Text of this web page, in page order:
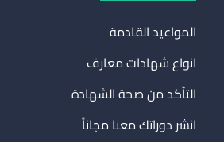
المواعيد القادمة
انواع شهادات معارف
التأكد من صحة الشهادة
انشر دوراتك معنا مجاناً